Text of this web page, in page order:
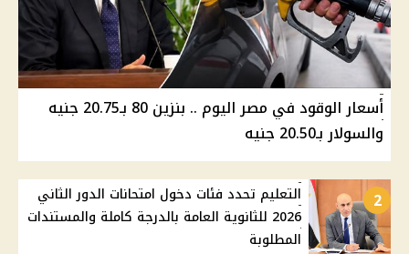
أسعار الوقود في مصر اليوم .. بنزين 80 بـ20.75 جنيه
والسولار بـ20.50 جنيه
2
التعليم تحدد فئات دخول امتحانات الدور الثاني
2026 للثانوية العامة بالدرجة كاملة والمستندات
المطلوبة